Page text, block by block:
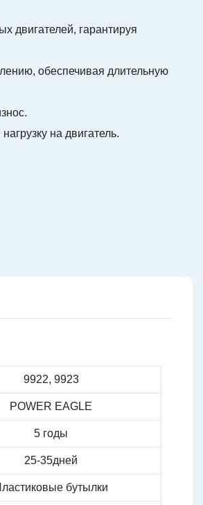
двигателей, гарантируя
обеспечивая длительную
на двигатель.
9922, 9923
POWER EAGLE
5 годы
25-35дней
бутылки